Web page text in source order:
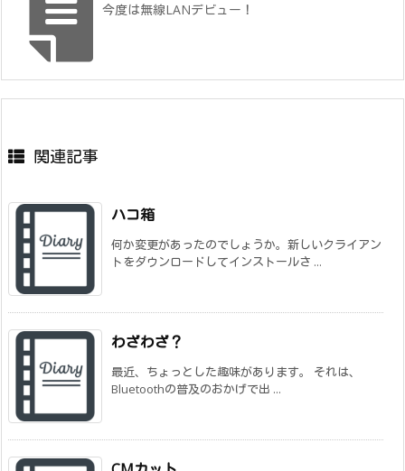
今度は無線LANデビュー！
関連記事
ハコ箱
何か変更があったのでしょうか。新しいクライアン
トをダウンロードしてインストールさ ...
わざわざ？
最近、ちょっとした趣味があります。 それは、
Bluetoothの普及のおかげで出 ...